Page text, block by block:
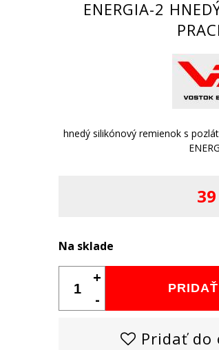
ENERGIA-2
hnedý silikónový remienok s
Na sklade
+
-
Pridať do